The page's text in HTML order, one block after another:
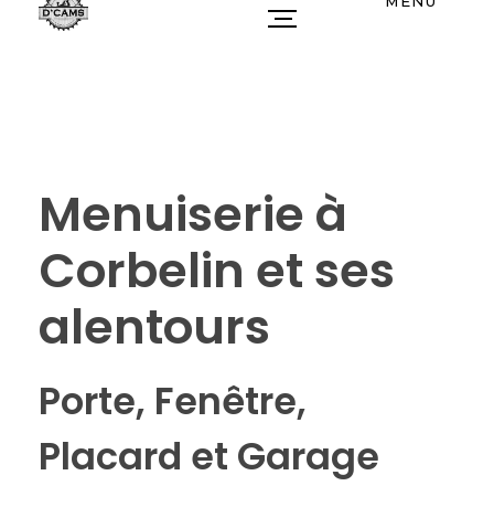
Menuiserie à
Corbelin et ses
alentours
Porte, Fenêtre,
Placard et Garage